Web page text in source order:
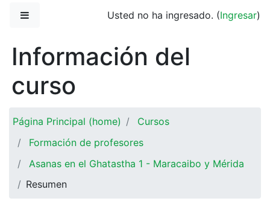
Usted no ha ingresado. (Ingresar)
Información del
curso
Página Principal (home)
Cursos
Formación de profesores
Asanas en el Ghatastha 1 - Maracaibo y Mérida
Resumen